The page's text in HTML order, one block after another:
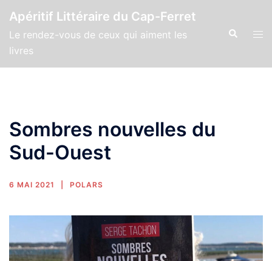
Apéritif Littéraire du Cap-Ferret
Le rendez-vous de ceux qui aiment les
livres
Sombres nouvelles du
Sud-Ouest
6 MAI 2021 POLARS